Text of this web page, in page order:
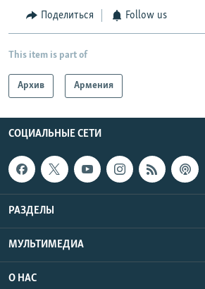
Поделиться Follow us
This item is part of
Архив Армения
СОЦИАЛЬНЫЕ СЕТИ
РАЗДЕЛЫ
МУЛЬТИМЕДИА
О НАС